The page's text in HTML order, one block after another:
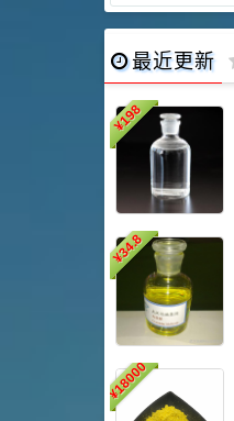
最近更新
¥
198
¥
34.8
¥
18000